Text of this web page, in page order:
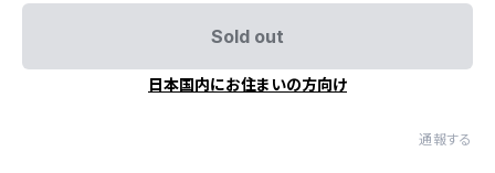
Sold out
日本国内にお住まいの方向け
通報する